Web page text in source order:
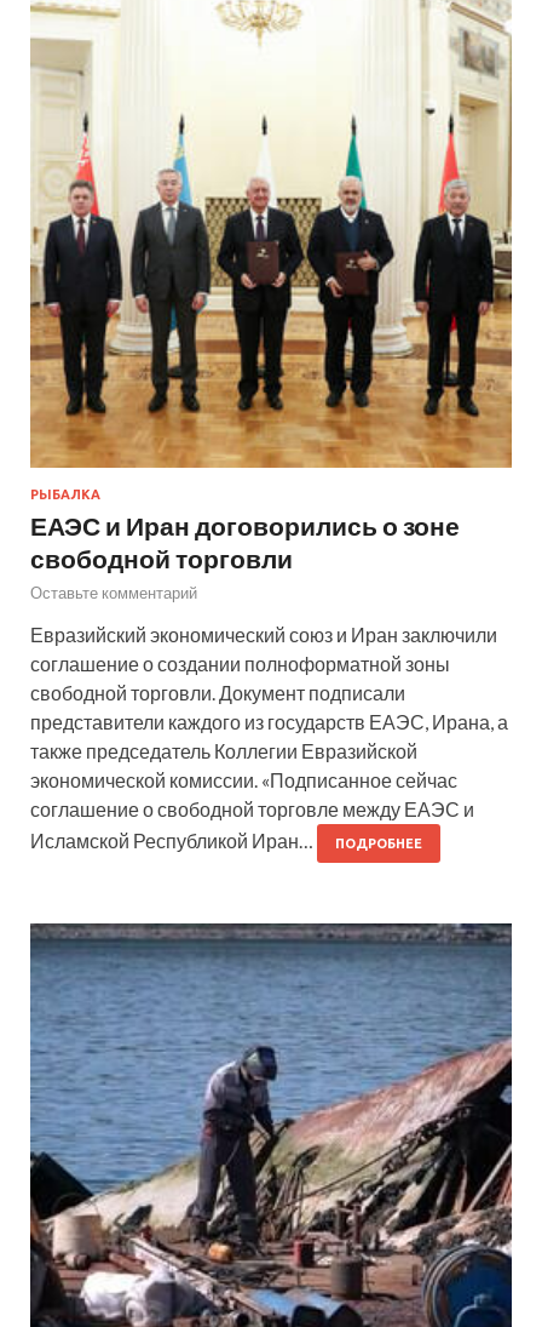
РЫБАЛКА
ЕАЭС и Иран договорились о зоне
свободной торговли
Оставьте комментарий
Евразийский экономический союз и Иран заключили
соглашение о создании полноформатной зоны
свободной торговли. Документ подписали
представители каждого из государств ЕАЭС, Ирана, а
также председатель Коллегии Евразийской
экономической комиссии. «Подписанное сейчас
соглашение о свободной торговле между ЕАЭС и
Исламской Республикой Иран…
ПОДРОБНЕЕ